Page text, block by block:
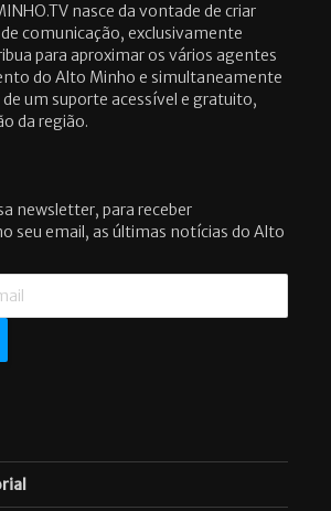
nasce da vontade de criar
comunicação, exclusivamente
para aproximar os vários agentes
do Alto Minho e simultaneamente
um suporte acessível e gratuito,
da região.
newsletter, para receber
seu email, as últimas notícias do Alto